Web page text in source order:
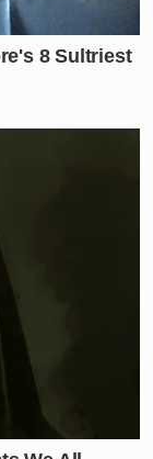
conta
redes
do
da
entram
já
em
As